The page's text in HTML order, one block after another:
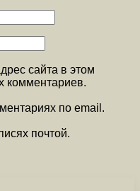
сайта в этом
комментариев.
по email.
почтой.